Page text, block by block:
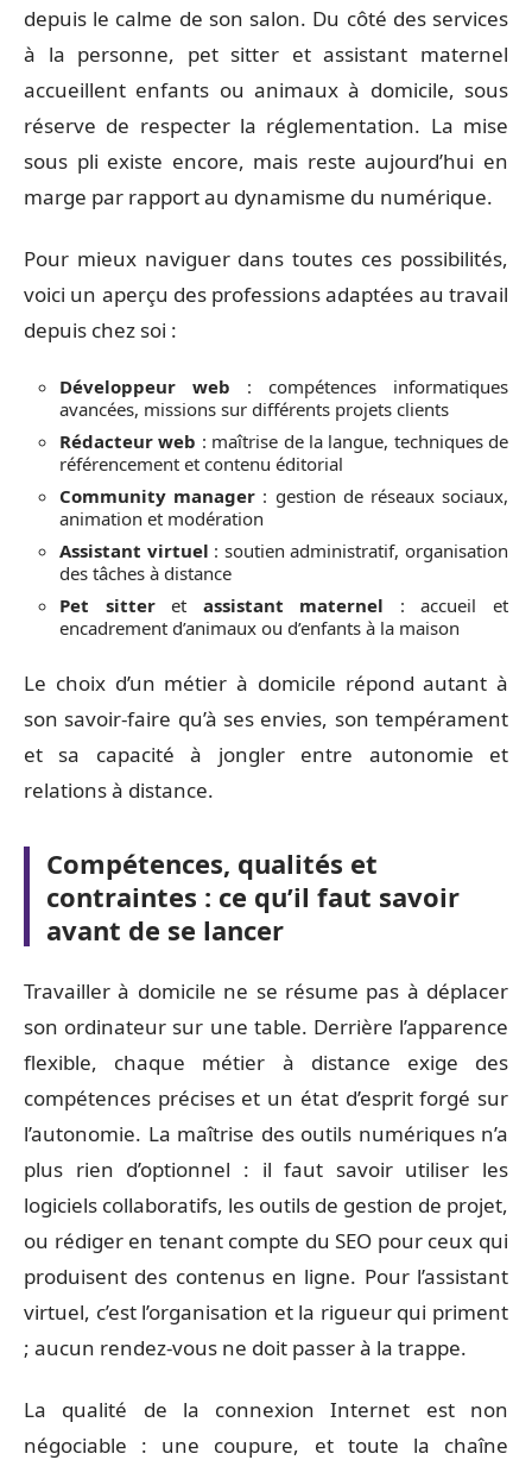
depuis le calme de son salon. Du côté des services
à la personne, pet sitter et assistant maternel
accueillent enfants ou animaux à domicile, sous
réserve de respecter la réglementation. La mise
sous pli existe encore, mais reste aujourd’hui en
marge par rapport au dynamisme du numérique.
Pour mieux naviguer dans toutes ces possibilités,
voici un aperçu des professions adaptées au travail
depuis chez soi :
Développeur web : compétences informatiques
avancées, missions sur différents projets clients
Rédacteur web : maîtrise de la langue, techniques de
référencement et contenu éditorial
Community manager : gestion de réseaux sociaux,
animation et modération
Assistant virtuel : soutien administratif, organisation
des tâches à distance
Pet sitteret assistant maternel : accueil et
encadrement d’animaux ou d’enfants à la maison
Le choix d’un métier à domicile répond autant à
son savoir-faire qu’à ses envies, son tempérament
et sa capacité à jongler entre autonomie et
relations à distance.
Compétences, qualités et
contraintes : ce qu’il faut savoir
avant de se lancer
Travailler à domicile ne se résume pas à déplacer
son ordinateur sur une table. Derrière l’apparence
flexible, chaque métier à distance exige des
compétences précises et un état d’esprit forgé sur
l’autonomie. La maîtrise des outils numériques n’a
plus rien d’optionnel : il faut savoir utiliser les
logiciels collaboratifs, les outils de gestion de projet,
ou rédiger en tenant compte du SEO pour ceux qui
produisent des contenus en ligne. Pour l’assistant
virtuel, c’est l’organisation et la rigueur qui priment
; aucun rendez-vous ne doit passer à la trappe.
La qualité de la connexion Internet est non
négociable : une coupure, et toute la chaîne